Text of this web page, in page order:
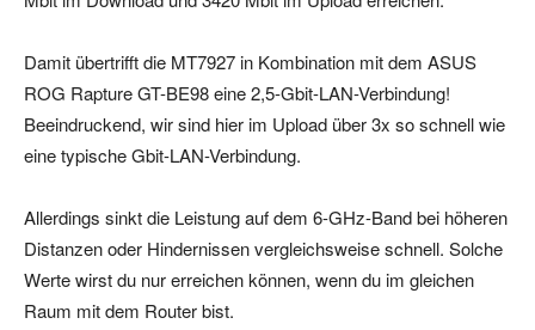
Damit übertrifft die MT7927 in Kombination mit dem ASUS
ROG Rapture GT-BE98 eine 2,5-Gbit-LAN-Verbindung!
Beeindruckend, wir sind hier im Upload über 3x so schnell wie
eine typische Gbit-LAN-Verbindung.
Allerdings sinkt die Leistung auf dem 6-GHz-Band bei höheren
Distanzen oder Hindernissen vergleichsweise schnell. Solche
Werte wirst du nur erreichen können, wenn du im gleichen
Raum mit dem Router bist.